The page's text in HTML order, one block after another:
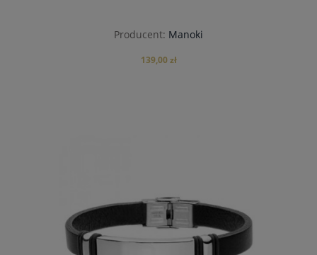
Producent: Manoki
139,00 zł